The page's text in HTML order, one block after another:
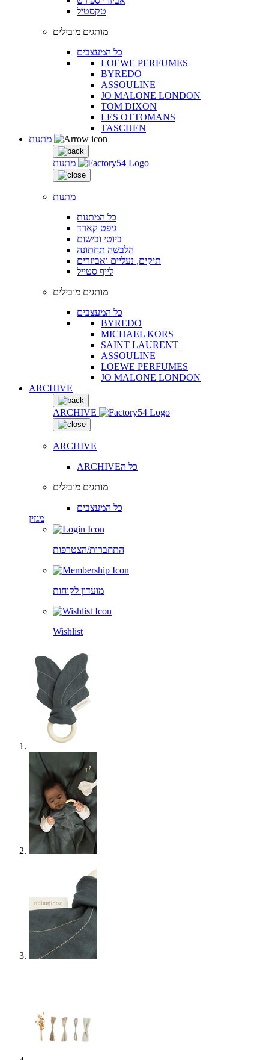
טקסטיל
מותגים מובילים
כל המעצבים
LOEWE PERFUMES
BYREDO
ASSOULINE
JO MALONE LONDON
TOM DIXON
LES OTTOMANS
TASCHEN
מתנות
מתנות
כל המתנות
גיפט קארד
ביוטי ובישום
הלבשה תחתונה
תיקים, נעליים ואביזרים
לייף סטייל
מותגים מובילים
כל המעצבים
BYREDO
MICHAEL KORS
SAINT LAURENT
ASSOULINE
LOEWE PERFUMES
JO MALONE LONDON
ARCHIVE
ARCHIVE
ARCHIVE
ARCHIVEכל ה
מותגים מובילים
כל המעצבים
מגזין
התחברות/הצטרפות
מועדון לקוחות
Wishlist